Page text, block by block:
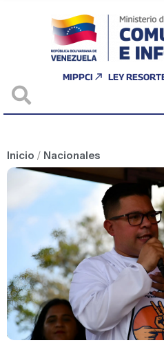
MIPPCI LEY
Inicio / Nacionales